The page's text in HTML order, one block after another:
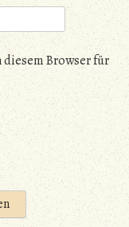
Browser für